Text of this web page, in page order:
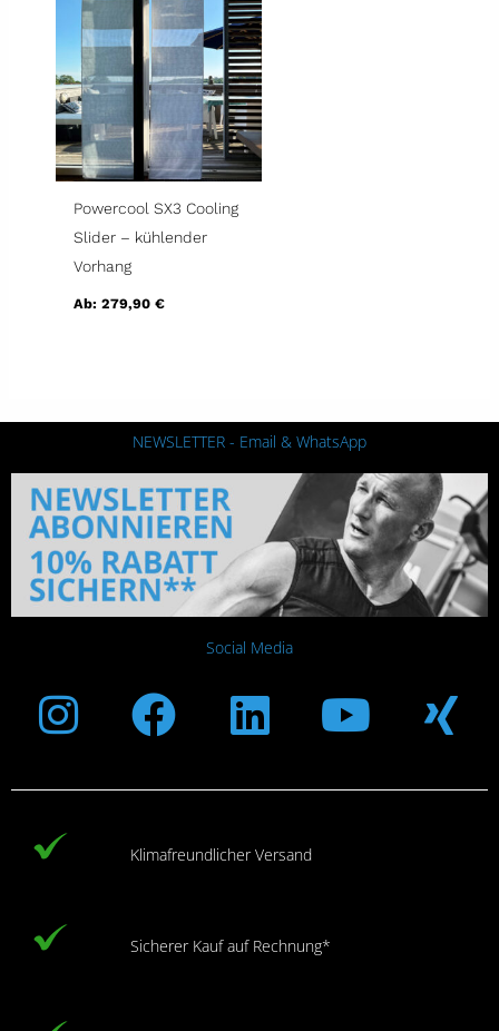
Powercool SX3 Cooling
Slider – kühlender
Vorhang
Ab:279,90€
NEWSLETTER - Email & WhatsApp
Social Media
Instagram
Facebook
Linkedin
Klimafreundlicher Versand
Sicherer Kauf auf Rechnung*